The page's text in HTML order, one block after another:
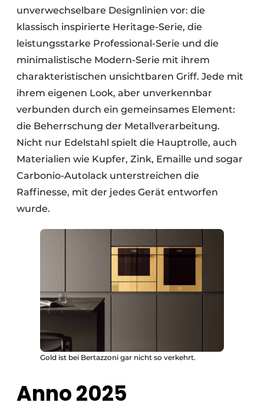
unverwechselbare Designlinien vor: die
klassisch inspirierte Heritage-Serie, die
leistungsstarke Professional-Serie und die
minimalistische Modern-Serie mit ihrem
charakteristischen unsichtbaren Griff. Jede mit
ihrem eigenen Look, aber unverkennbar
verbunden durch ein gemeinsames Element:
die Beherrschung der Metallverarbeitung.
Nicht nur Edelstahl spielt die Hauptrolle, auch
Materialien wie Kupfer, Zink, Emaille und sogar
Carbonio-Autolack unterstreichen die
Raffinesse, mit der jedes Gerät entworfen
wurde.
Gold ist bei Bertazzoni gar nicht so verkehrt.
Anno 2025